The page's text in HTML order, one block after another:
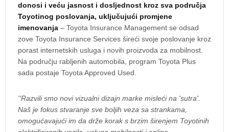
donosi i veću jasnost i dosljednost kroz sva područja
Toyotinog poslovanja, uključujući promjene
imenovanja – Toyota Insurance Management se odsad
zove Toyota Insurance Services šireći svoje poslovanje kroz
porast internetskih usluga i novih proizvoda za mobilnost.
Na području rabljenih automobila, program Toyota Plus
sada postaje Toyota Approved Used.
''Razvili smo novi vizualni dizajn marke misleći na 'sutra'.
Naš je fokus stvaranje sve boljih veza sa strankama,
omogućavajući im da drže korak s brzim širenjem Toyotinih